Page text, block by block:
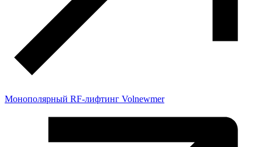
Монополярный RF-лифтинг Volnewmer